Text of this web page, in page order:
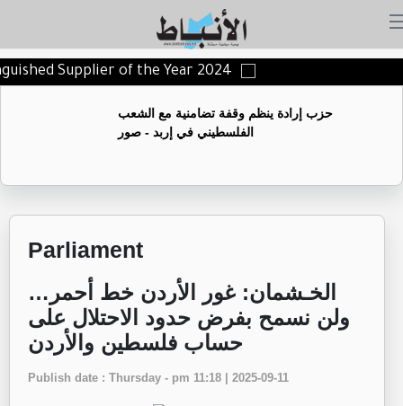
Supplier of the Year 2024
حزب إرادة ينظم وقفة تضامنية مع الشعب
الفلسطيني في إربد - صور
Parliament
الخـشمان: غور الأردن خط أحمر…
ولن نسمح بفرض حدود الاحتلال على
حساب فلسطين والأردن
Publish date : Thursday - pm 11:18 | 2025-09-11